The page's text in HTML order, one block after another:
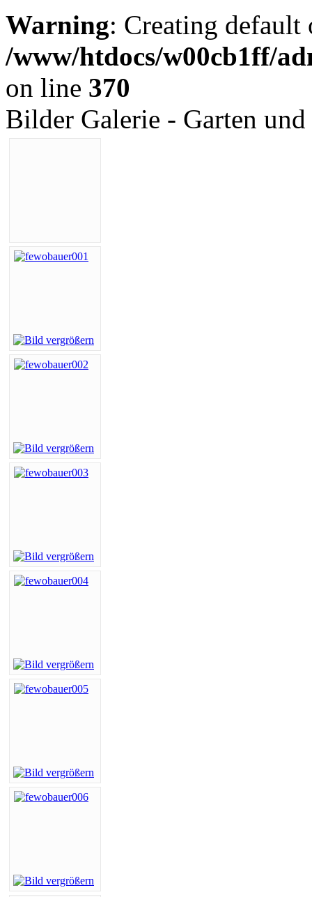
Warning: Creating
/www/htdocs/w00cb1ff/
on line 370
Bilder Galerie - Garten